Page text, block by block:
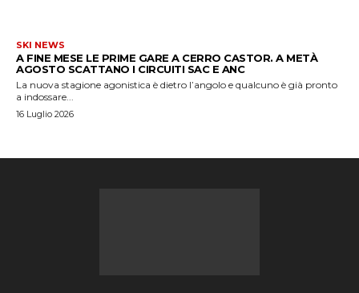
SKI NEWS
A FINE MESE LE PRIME GARE A CERRO CASTOR. A METÀ
AGOSTO SCATTANO I CIRCUITI SAC E ANC
La nuova stagione agonistica è dietro l’angolo e qualcuno è già pronto
a indossare...
16 Luglio 2026